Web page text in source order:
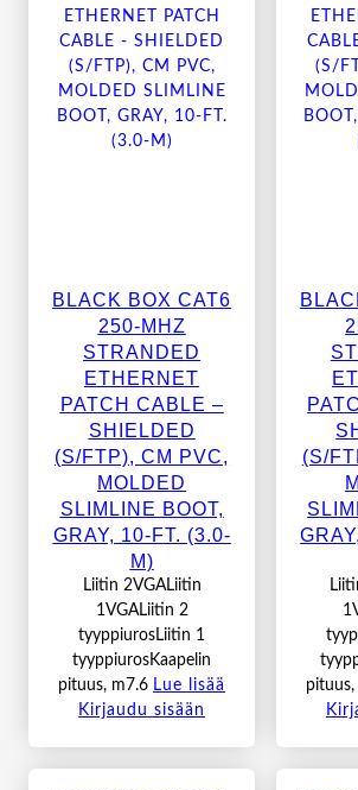
BLACK BOX CAT6
250-MHZ
STRANDED
ETHERNET
PATCH CABLE –
SHIELDED
(S/FTP), CM PVC,
MOLDED
SLIMLINE BOOT,
GRAY, 10-FT. (3.0-
M)
Liitin 2VGALiitin
1VGALiitin 2
tyyppiurosLiitin 1
tyyppiurosKaapelin
pituus, m7.6 Lue lisää
Kirjaudu sisään
(S/